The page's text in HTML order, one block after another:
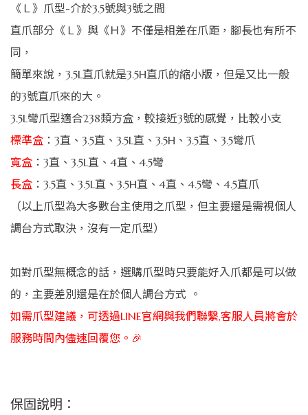
《Ｌ》爪型-介於3.5號與3號之間
直爪部分《Ｌ》與《Ｈ》不僅是相差在爪距，腳長也有所不
同，
簡單來說，3.5L直爪就是3.5H直爪的縮小版，但是又比一般
的3號直爪來的大。
3.5L彎爪型適合238類方盒，較接近3號的感覺，比較小支
標準盒 ：3直、3.5直、3.5L直、3.5H、3.5直、3.5彎爪
寬盒 ：3直、3.5L直、4直、4.5彎
長盒 ：3.5直、3.5L直、3.5H直、4直、4.5彎、4.5直爪
（以上爪型為大多數台主使用之爪型，但主要還是需視個人
調台方式取決，沒有一定爪型）
如對爪型無概念的話，選購爪型時只要能好入爪都是可以做
的，主要差別還是在於個人調台方式 。
如需爪型建議，可透過LINE官網與我們聯繫,客服人員將會於
服務時間內儘速回覆您。🎉
保固說明：